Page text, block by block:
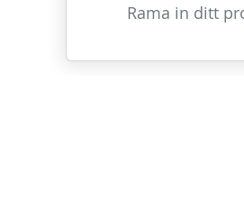
Rama in ditt